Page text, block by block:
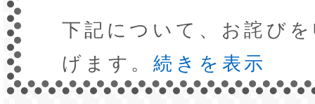
下記について、お詫び
げます。続きを表示